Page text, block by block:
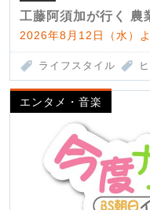
工藤阿須加が行く 農
2026年8月12日（水）
ライフスタイル
エンタメ・音楽